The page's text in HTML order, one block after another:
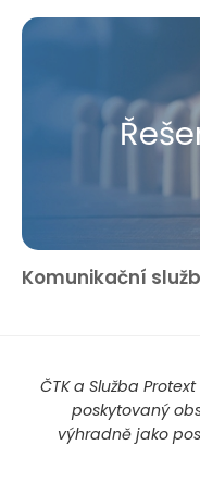
Komunikační
ČTK a Služba
poskytovaný
výhradně jako